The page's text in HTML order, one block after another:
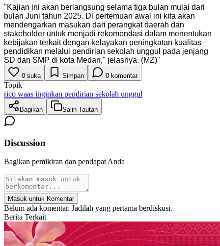
"Kajian ini akan berlangsung selama tiga bulan mulai dari
bulan Juni tahun 2025. Di pertemuan awal ini kita akan
mendengarkan masukan dari perangkat daerah dan
stakeholder untuk menjadi rekomendasi dalam menentukan
kebijakan terkait dengan kelayakan peningkatan kualitas
pendidikan melalui pendirian sekolah unggul pada jenjang
SD dan SMP di kota Medan," jelasnya. (MZ)"
0 suka Simpan 0 komentar
Topik
rico waas inginkan pendirian sekolah unggul
Bagikan Salin Tautan
Discussion
Bagikan pemikiran dan pendapat Anda
Masuk untuk Komentar
Belum ada komentar. Jadilah yang pertama berdiskusi.
Berita Terkait